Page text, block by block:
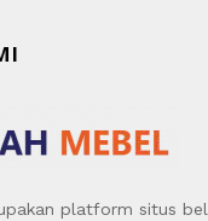
platform situs